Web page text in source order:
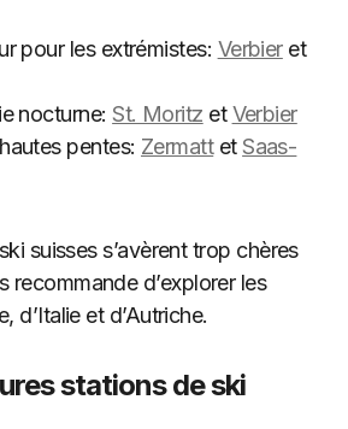
pour les extrémistes: Verbieret
nocturne: St. Moritz etVerbier
pentes: Zermattet Saas-
suisses s’avèrent trop chères
recommande d’explorer les
d’Italie et d’Autriche.
stations de ski